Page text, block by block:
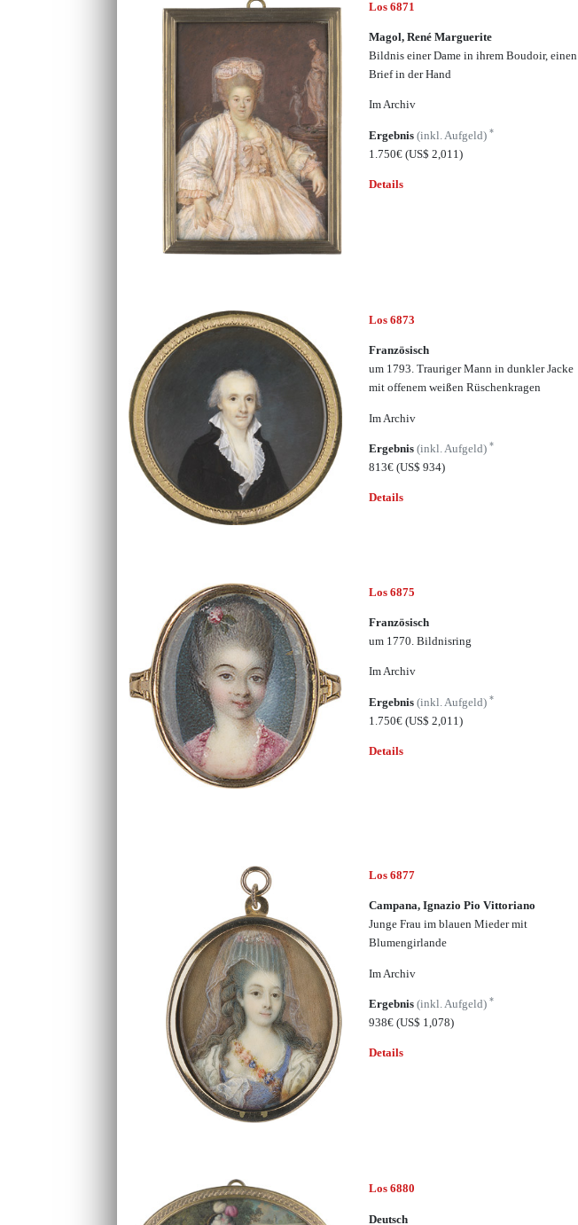
Los 6871
Magol, René Marguerite
Bildnis einer Dame in ihrem Boudoir, einen
Brief in der Hand
Im Archiv
Ergebnis(inkl. Aufgeld)*
1.750€(US$ 2,011)
Details
Los 6873
Französisch
um 1793. Trauriger Mann in dunkler Jacke
mit offenem weißen Rüschenkragen
Im Archiv
Ergebnis(inkl. Aufgeld)*
813€(US$ 934)
Details
Los 6875
Französisch
um 1770. Bildnisring
Im Archiv
Ergebnis(inkl. Aufgeld)*
1.750€(US$ 2,011)
Details
Los 6877
Campana, Ignazio Pio Vittoriano
Junge Frau im blauen Mieder mit
Blumengirlande
Im Archiv
Ergebnis(inkl. Aufgeld)*
938€(US$ 1,078)
Details
Los 6880
Deutsch